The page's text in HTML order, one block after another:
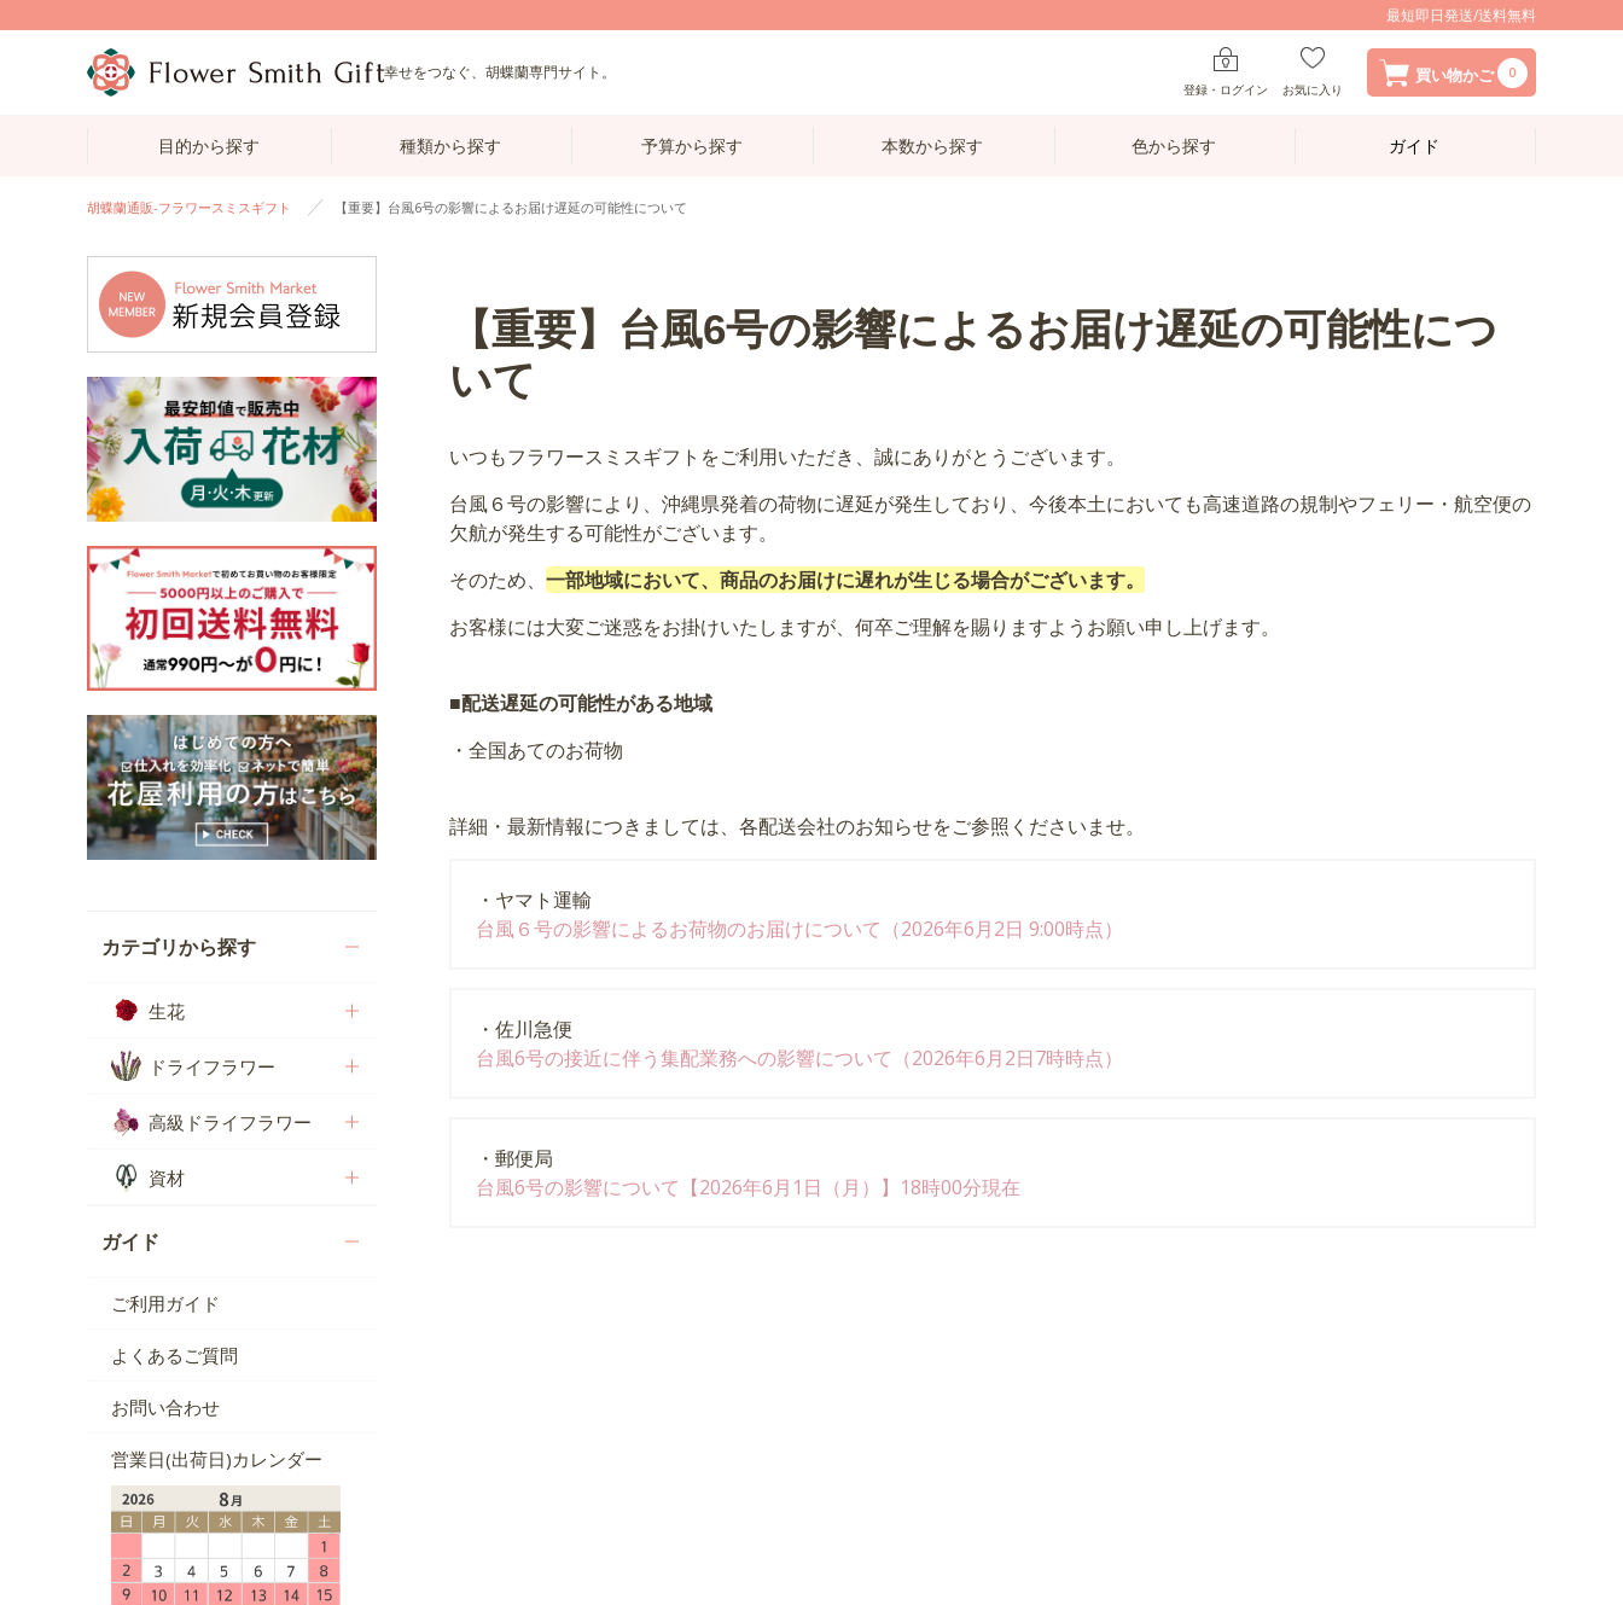
最短即日発送/送料無料
幸せをつなぐ、胡蝶蘭専門サイト。
登録・ログイン お気に入り
買い物かご 0
目的から探す 種類から探す 予算から探す 本数から探す 色から探す ガイド
胡蝶蘭通販-フラワースミスギフト 【重要】台風6号の影響によるお届け遅延の可能性について
カテゴリから探す
生花
ドライフラワー
高級ドライフラワー
資材
ガイド
ご利用ガイド
よくあるご質問
お問い合わせ
営業日(出荷日)カレンダー
【重要】台風6号の影響によるお届け遅延の可能性につ
いて
いつもフラワースミスギフトをご利用いただき、誠にありがとうございます。
台風６号の影響により、沖縄県発着の荷物に遅延が発生しており、今後本土においても高速道路の規制やフェリー・航空便の
欠航が発生する可能性がございます。
そのため、 一部地域において、商品のお届けに遅れが生じる場合がございます。
お客様には大変ご迷惑をお掛けいたしますが、何卒ご理解を賜りますようお願い申し上げます。
■配送遅延の可能性がある地域
・全国あてのお荷物
詳細・最新情報につきましては、各配送会社のお知らせをご参照くださいませ。
・ヤマト運輸
台風６号の影響によるお荷物のお届けについて（2026年6月2日 9:00時点）
・佐川急便
台風6号の接近に伴う集配業務への影響について（2026年6月2日7時時点）
・郵便局
台風6号の影響について【2026年6月1日（月）】18時00分現在